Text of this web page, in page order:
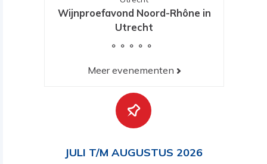
Wijnproefavond Noord-Rhône in
Utrecht
Meer evenementen
JULI T/M AUGUSTUS 2026